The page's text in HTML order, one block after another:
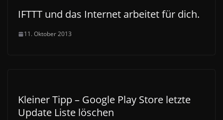
IFTTT und das Internet arbeitet für dich.
11. Oktober 2013
Kleiner Tipp – Google Play Store letzte
Update Liste löschen